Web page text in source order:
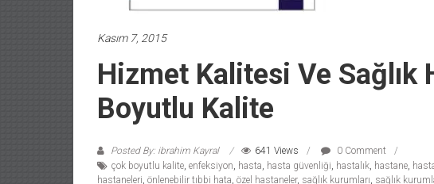
Kasım 7, 2015
Hizmet Kalitesi Ve
Boyutlu Kalite
Posted By: ibrahim Kayral 641 Views
0 Comment
çok boyutlu kalite, enfeksiyon, hasta, hasta güvenliği, hastalık, hastane,
hastaneleri, önlenebilir tıbbi hata, özel hastaneler, sağlık kurumları, sağlık